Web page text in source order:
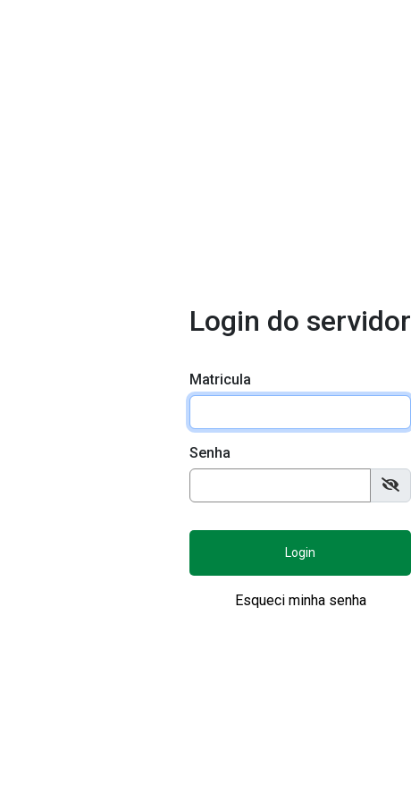
Login do servidor
Matricula
Senha
Login
Esqueci minha senha